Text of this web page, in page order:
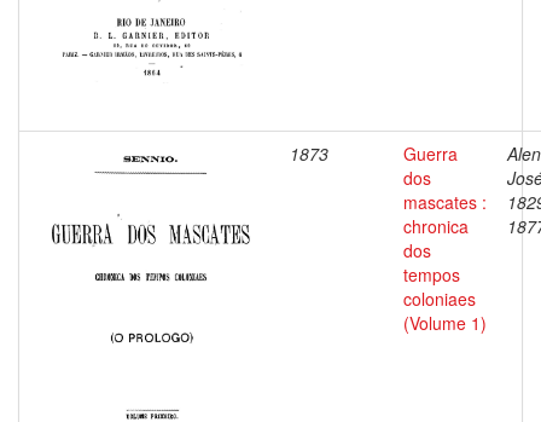
1873
Guerra
dos
mascates :
chronica
dos
tempos
coloniaes
(Volume 1)